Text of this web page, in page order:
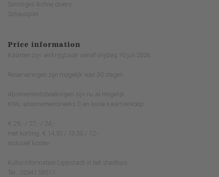
Sonstiges Bühne divers
Schauspiel
Price information
Kaarten zijn verkrijgbaar vanaf vrijdag 10 juli 2026.
Reserveringen zijn mogelijk voor 30 dagen.
Abonnementsboekingen zijn nu al mogelijk.
KWL-abonnementsreeks C en losse kaartverkoop
€ 29,- / 27,- / 24,-
met korting: € 14,50 / 13,50 / 12,-
inclusief kosten
Kulturinformation Lippstadt in het stadhuis
Tel.: 02941 58511